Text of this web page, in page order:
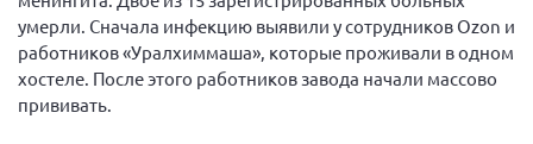
умерли. Сначала инфекцию выявили у сотрудников Ozon и
работников «Уралхиммаша», которые проживали в одном
хостеле. После этого работников завода начали массово
прививать.